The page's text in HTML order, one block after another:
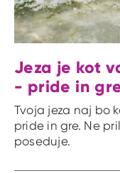
Jeza je kot
- pride in
Tvoja jeza naj bo
pride in gre. Ne
poseduje.